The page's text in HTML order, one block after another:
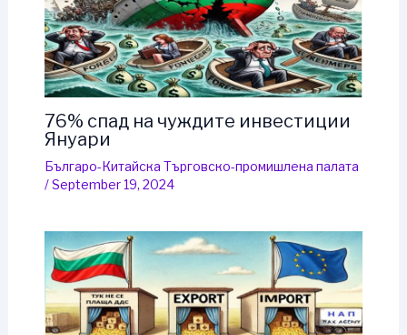
76% спад на чуждите инвестиции
Януари
Българо-Китайска Търговско-промишлена палaта
/September 19, 2024